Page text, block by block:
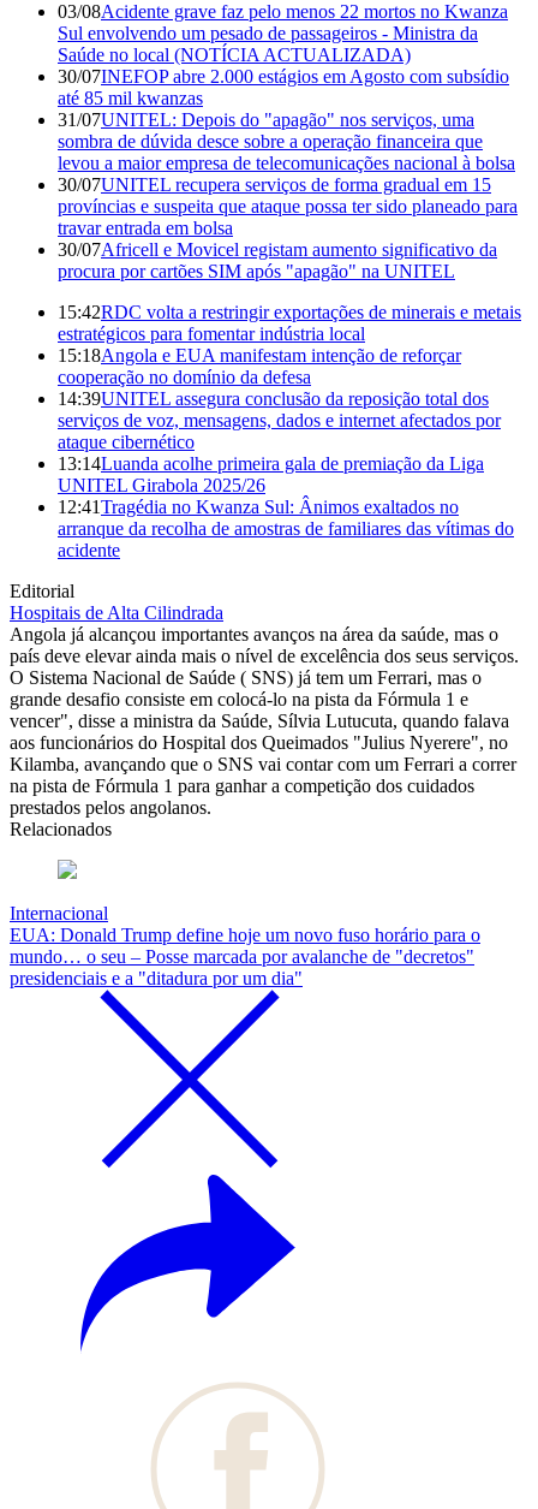
03/08Acidente grave faz pelo menos 22 mortos no Kwanza
Sul envolvendo um pesado de passageiros - Ministra da
Saúde no local (NOTÍCIA ACTUALIZADA)
30/07INEFOP abre 2.000 estágios em Agosto com subsídio
até 85 mil kwanzas
31/07UNITEL: Depois do "apagão" nos serviços, uma
sombra de dúvida desce sobre a operação financeira que
levou a maior empresa de telecomunicações nacional à bolsa
30/07UNITEL recupera serviços de forma gradual em 15
províncias e suspeita que ataque possa ter sido planeado para
travar entrada em bolsa
30/07Africell e Movicel registam aumento significativo da
procura por cartões SIM após "apagão" na UNITEL
15:42RDC volta a restringir exportações de minerais e metais
estratégicos para fomentar indústria local
15:18Angola e EUA manifestam intenção de reforçar
cooperação no domínio da defesa
14:39UNITEL assegura conclusão da reposição total dos
serviços de voz, mensagens, dados e internet afectados por
ataque cibernético
13:14Luanda acolhe primeira gala de premiação da Liga
UNITEL Girabola 2025/26
12:41Tragédia no Kwanza Sul: Ânimos exaltados no
arranque da recolha de amostras de familiares das vítimas do
acidente
Editorial
Hospitais de Alta Cilindrada
Angola já alcançou importantes avanços na área da saúde, mas o
país deve elevar ainda mais o nível de excelência dos seus serviços.
O Sistema Nacional de Saúde ( SNS) já tem um Ferrari, mas o
grande desafio consiste em colocá-lo na pista da Fórmula 1 e
vencer", disse a ministra da Saúde, Sílvia Lutucuta, quando falava
aos funcionários do Hospital dos Queimados "Julius Nyerere", no
Kilamba, avançando que o SNS vai contar com um Ferrari a correr
na pista de Fórmula 1 para ganhar a competição dos cuidados
prestados pelos angolanos.
Relacionados
Internacional
EUA: Donald Trump define hoje um novo fuso horário para o
mundo… o seu – Posse marcada por avalanche de "decretos"
presidenciais e a "ditadura por um dia"